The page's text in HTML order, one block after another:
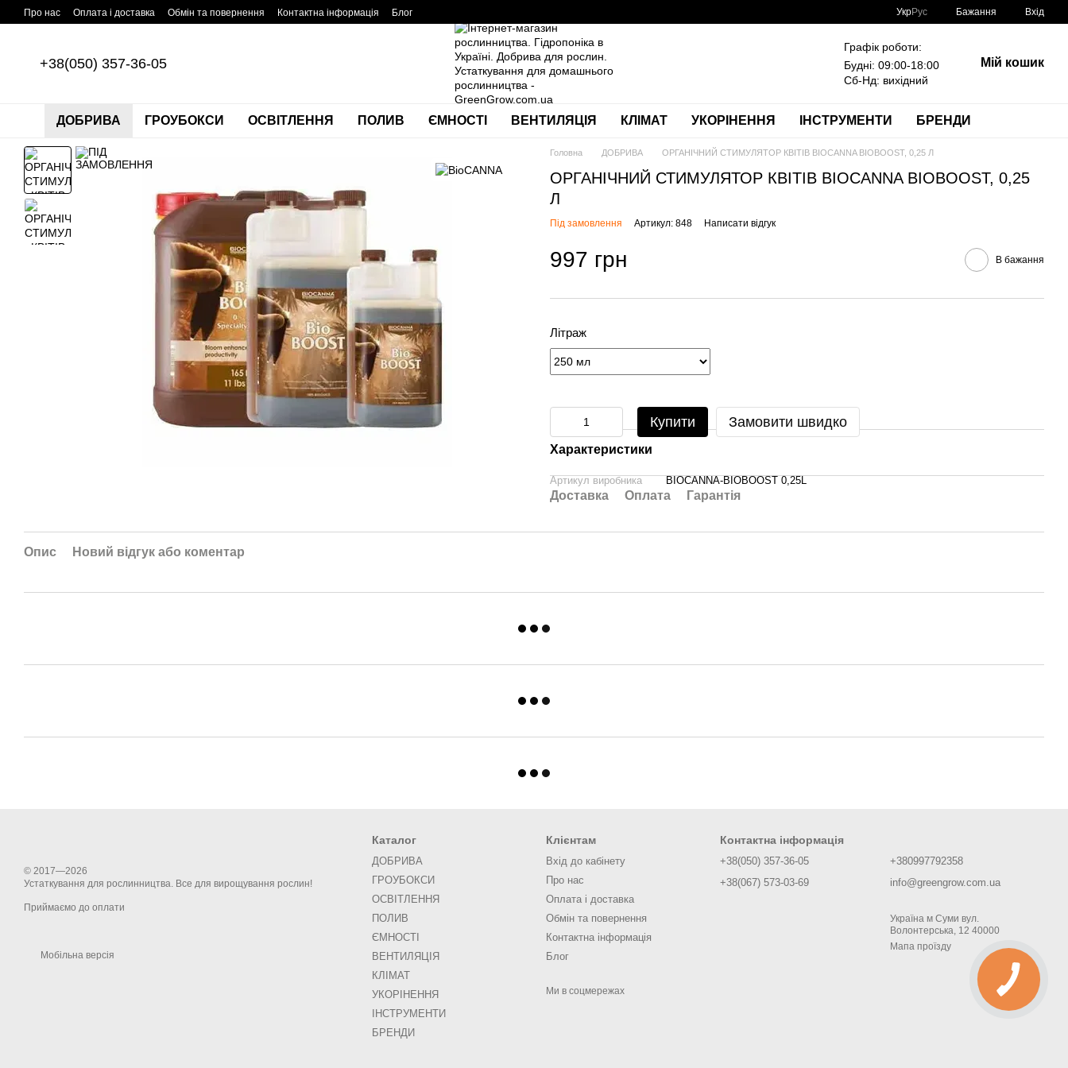
Перейти до основного контенту
Про нас Оплата і доставка Обмін та повернення Контактна інформація Блог УкрРус Бажання Вхід
+38(050) 357-36-05
Графік роботи:
Будні: 09:00-18:00
Сб-Нд: вихідний
Мій кошик
ДОБРИВА ГРОУБОКСИ ОСВІТЛЕННЯ ПОЛИВ ЄМНОСТІ ВЕНТИЛЯЦІЯ КЛІМАТ УКОРІНЕННЯ ІНСТРУМЕНТИ БРЕНДИ
Головна ДОБРИВА ОРГАНІЧНИЙ СТИМУЛЯТОР КВІТІВ BIOCANNA BIOBOOST, 0,25 Л
ОРГАНІЧНИЙ СТИМУЛЯТОР КВІТІВ BIOCANNA BIOBOOST, 0,25
Л
Під замовлення Артикул: 848 Написати відгук
997 грн В бажання
Літраж
Купити Замовити швидко
Характеристики
Артикул виробника BIOCANNA-BIOBOOST 0,25L
Доставка Оплата Гарантія
Опис Новий відгук або коментар
© 2017—2026
Устаткування для рослинництва. Все для вирощування рослин!
Приймаємо до оплати
Мобільна версія
Каталог
ДОБРИВА
ГРОУБОКСИ
ОСВІТЛЕННЯ
ПОЛИВ
ЄМНОСТІ
ВЕНТИЛЯЦІЯ
КЛІМАТ
УКОРІНЕННЯ
ІНСТРУМЕНТИ
БРЕНДИ
Клієнтам
Вхід до кабінету
Про нас
Оплата і доставка
Обмін та повернення
Контактна інформація
Блог
Ми в соцмережах
Контактна інформація
+38(050) 357-36-05
+38(067) 573-03-69
+380997792358
info@greengrow.com.ua
Україна м Суми вул.
Волонтерська, 12 40000
Мапа проїзду